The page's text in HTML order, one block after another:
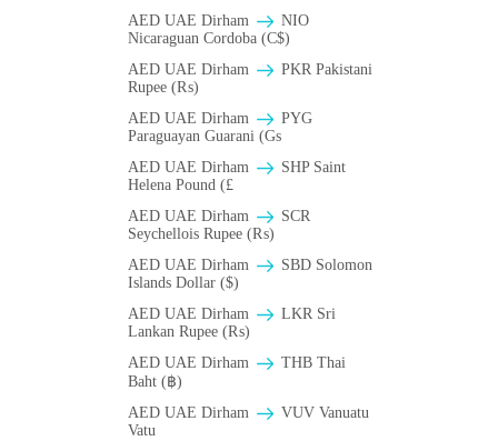
AED UAE Dirham
NIO
Nicaraguan Cordoba (C$)
AED UAE Dirham
PKR Pakistani
Rupee (₨)
AED UAE Dirham
PYG
Paraguayan Guarani (Gs
AED UAE Dirham
SHP Saint
Helena Pound (£
AED UAE Dirham
SCR
Seychellois Rupee (₨)
AED UAE Dirham
SBD Solomon
Islands Dollar ($)
AED UAE Dirham
LKR Sri
Lankan Rupee (₨)
AED UAE Dirham
THB Thai
Baht (฿)
AED UAE Dirham
VUV Vanuatu
Vatu